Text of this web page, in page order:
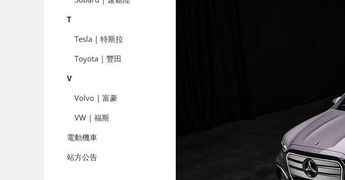
T
Tesla | 特斯拉
Toyota | 豐田
V
Volvo | 富豪
VW | 福斯
電動機車
站方公告